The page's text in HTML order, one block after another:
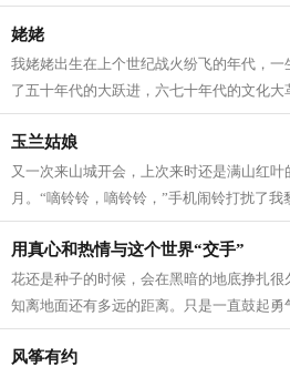
天。 一天课间操时间，我正绞尽脑汁，...
姥姥
我姥姥出生在上个世纪战火纷飞的年代，
了五十年代的大跃进，六七十年代的文化大
很难想象她老人家吃了多少苦才能将子...
玉兰姑娘
又一次来山城开会，上次来时还是满山红
月。“嘀铃铃，嘀铃铃，”手机闹铃打扰了
际刚亮起来，能隐隐约约看到远处...
用真心和热情与这个世界“交手”
花还是种子的时候，会在黑暗的地底挣扎
知离地面还有多远的距离。只是一直鼓起
小小的嫩芽。 毛毛虫在蜕变成蝴蝶之...
风筝有约